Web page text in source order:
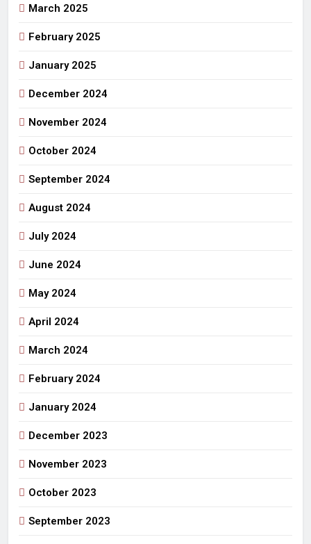
March 2025
February 2025
January 2025
December 2024
November 2024
October 2024
September 2024
August 2024
July 2024
June 2024
May 2024
April 2024
March 2024
February 2024
January 2024
December 2023
November 2023
October 2023
September 2023